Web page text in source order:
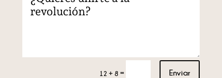
12 + 8 = Enviar